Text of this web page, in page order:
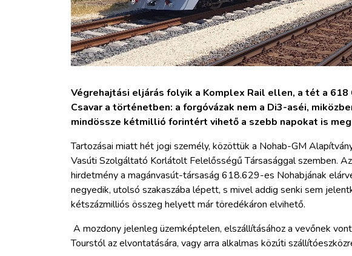
Végrehajtási eljárás folyik a Komplex Rail ellen, a tét a
Csavar a történetben: a forgóvázak nem a Di3-aséi,
mindössze kétmillió forintért vihető a szebb napokat is
Tartozásai miatt hét jogi személy, közöttük a Nohab-GM
Vasúti Szolgáltató Korlátolt Felelősségű Társasággal szemben.
hirdetmény a magánvasút-társaság 618.629-es Nohabjának
negyedik, utolsó szakaszába lépett, s mivel addig senki sem
kétszázmilliós összeg helyett már töredékáron elvihető.
A mozdony jelenleg üzemképtelen, elszállításához a vevőnek
Tourstól az elvontatására, vagy arra alkalmas közúti